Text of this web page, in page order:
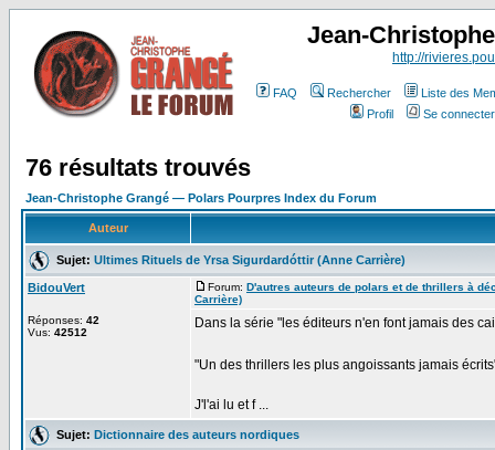
Jean-
http://
FAQ Rechercher
Liste des
Profil
Se
76 résultats trouvés
Jean-Christophe Grangé — Polars Pourpres Index du Forum
Auteur
Sujet: Ultimes Rituels de Yrsa Sigurdardóttir (Anne Carrière)
BidouVert
Réponses: 42
Vus: 42512
Forum: D'autres auteurs de polars et de thrillers à
Carrière)
Dans la série "les éditeurs n'en font jamais des
"Un des thrillers les plus angoissants jamais
J'l'ai lu et f ...
Sujet: Dictionnaire des auteurs nordiques